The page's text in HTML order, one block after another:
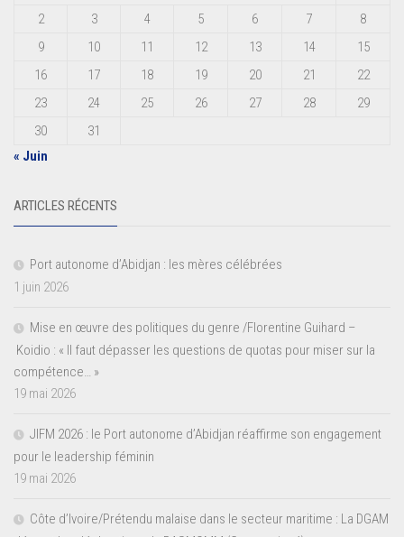
2
3 4 5 6 7
8
9
10 11 12 13 14
15
16
17 18 19 20 21
22
23
24 25 26 27 28
29
30
31
« Juin
ARTICLES RÉCENTS
Port autonome d’Abidjan : les mères célébrées
1 juin 2026
Mise en œuvre des politiques du genre /Florentine Guihard –
Koidio : « Il faut dépasser les questions de quotas pour miser sur la
compétence… »
19 mai 2026
JIFM 2026 : le Port autonome d’Abidjan réaffirme son engagement
pour le leadership féminin
19 mai 2026
Côte d’Ivoire/Prétendu malaise dans le secteur maritime : La DGAM